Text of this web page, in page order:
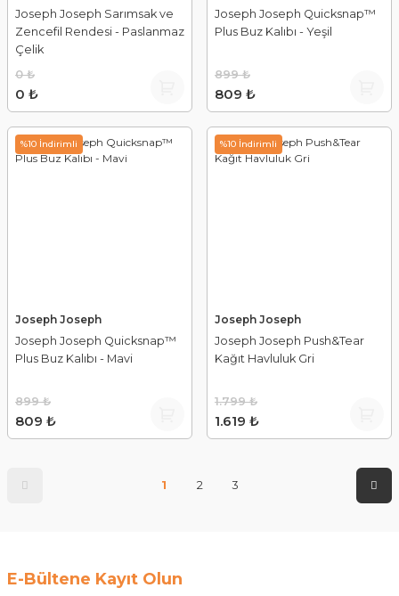
Joseph Joseph Sarımsak ve
Zencefil Rendesi - Paslanmaz
Çelik
0 ₺
0 ₺
Joseph Joseph Quicksnap™
Plus Buz Kalıbı - Yeşil
809 ₺
899 ₺
%10 İndirimli
Joseph Joseph
Joseph Joseph Quicksnap™
Plus Buz Kalıbı - Mavi
809 ₺
899 ₺
%10 İndirimli
Joseph Joseph
Joseph Joseph Push&Tear
Kağıt Havluluk Gri
1.619 ₺
1.799 ₺
1 2 3
E-Bültene Kayıt Olun